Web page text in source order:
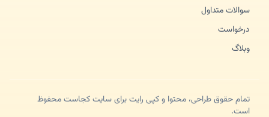
سوالات متداول
درخواست
وبلاگ
تمام حقوق طراحی، محتوا و کپی رایت برای سایت کجاست محفوظ
است.